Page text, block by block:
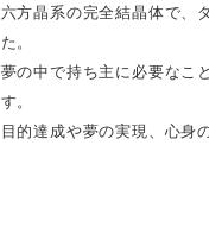
六方晶系の完全結晶体で、
た。
夢の中で持ち主に必要なこ
す。
目的達成や夢の実現、心身